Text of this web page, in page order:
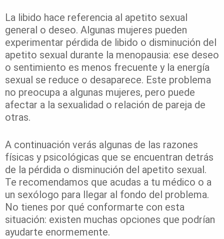
La libido hace referencia al apetito sexual
general o deseo. Algunas mujeres pueden
experimentar pérdida de libido o disminución del
apetito sexual durante la menopausia: ese deseo
o sentimiento es menos frecuente y la energía
sexual se reduce o desaparece. Este problema
no preocupa a algunas mujeres, pero puede
afectar a la sexualidad o relación de pareja de
otras.
A continuación verás algunas de las razones
físicas y psicológicas que se encuentran detrás
de la pérdida o disminución del apetito sexual.
Te recomendamos que acudas a tu médico o a
un sexólogo para llegar al fondo del problema.
No tienes por qué conformarte con esta
situación: existen muchas opciones que podrían
ayudarte enormemente.